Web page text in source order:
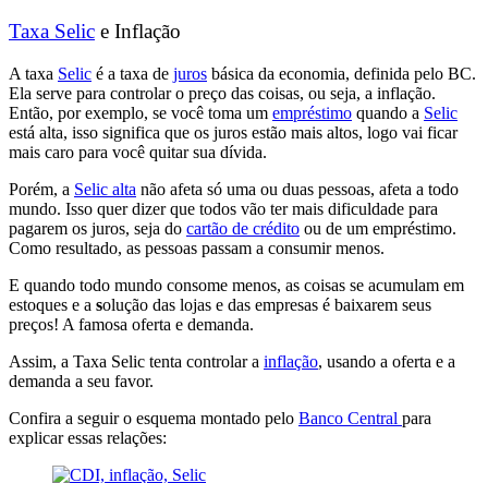
Taxa Selic e Inflação
A taxa Selic é a taxa de juros básica da economia, definida pelo BC.
Ela serve para controlar o preço das coisas, ou seja, a inflação.
Então, por exemplo, se você toma um empréstimo quando a Selic
está alta, isso significa que os juros estão mais altos, logo vai ficar
mais caro para você quitar sua dívida.
Porém, a Selic alta não afeta só uma ou duas pessoas, afeta a todo
mundo. Isso quer dizer que todos vão ter mais dificuldade para
pagarem os juros, seja do cartão de crédito ou de um empréstimo.
Como resultado, as pessoas passam a consumir menos.
E quando todo mundo consome menos, as coisas se acumulam em
estoques e a solução das lojas e das empresas é baixarem seus
preços! A famosa oferta e demanda.
Assim, a Taxa Selic tenta controlar a inflação, usando a oferta e a
demanda a seu favor.
Confira a seguir o esquema montado pelo Banco Central para
explicar essas relações: